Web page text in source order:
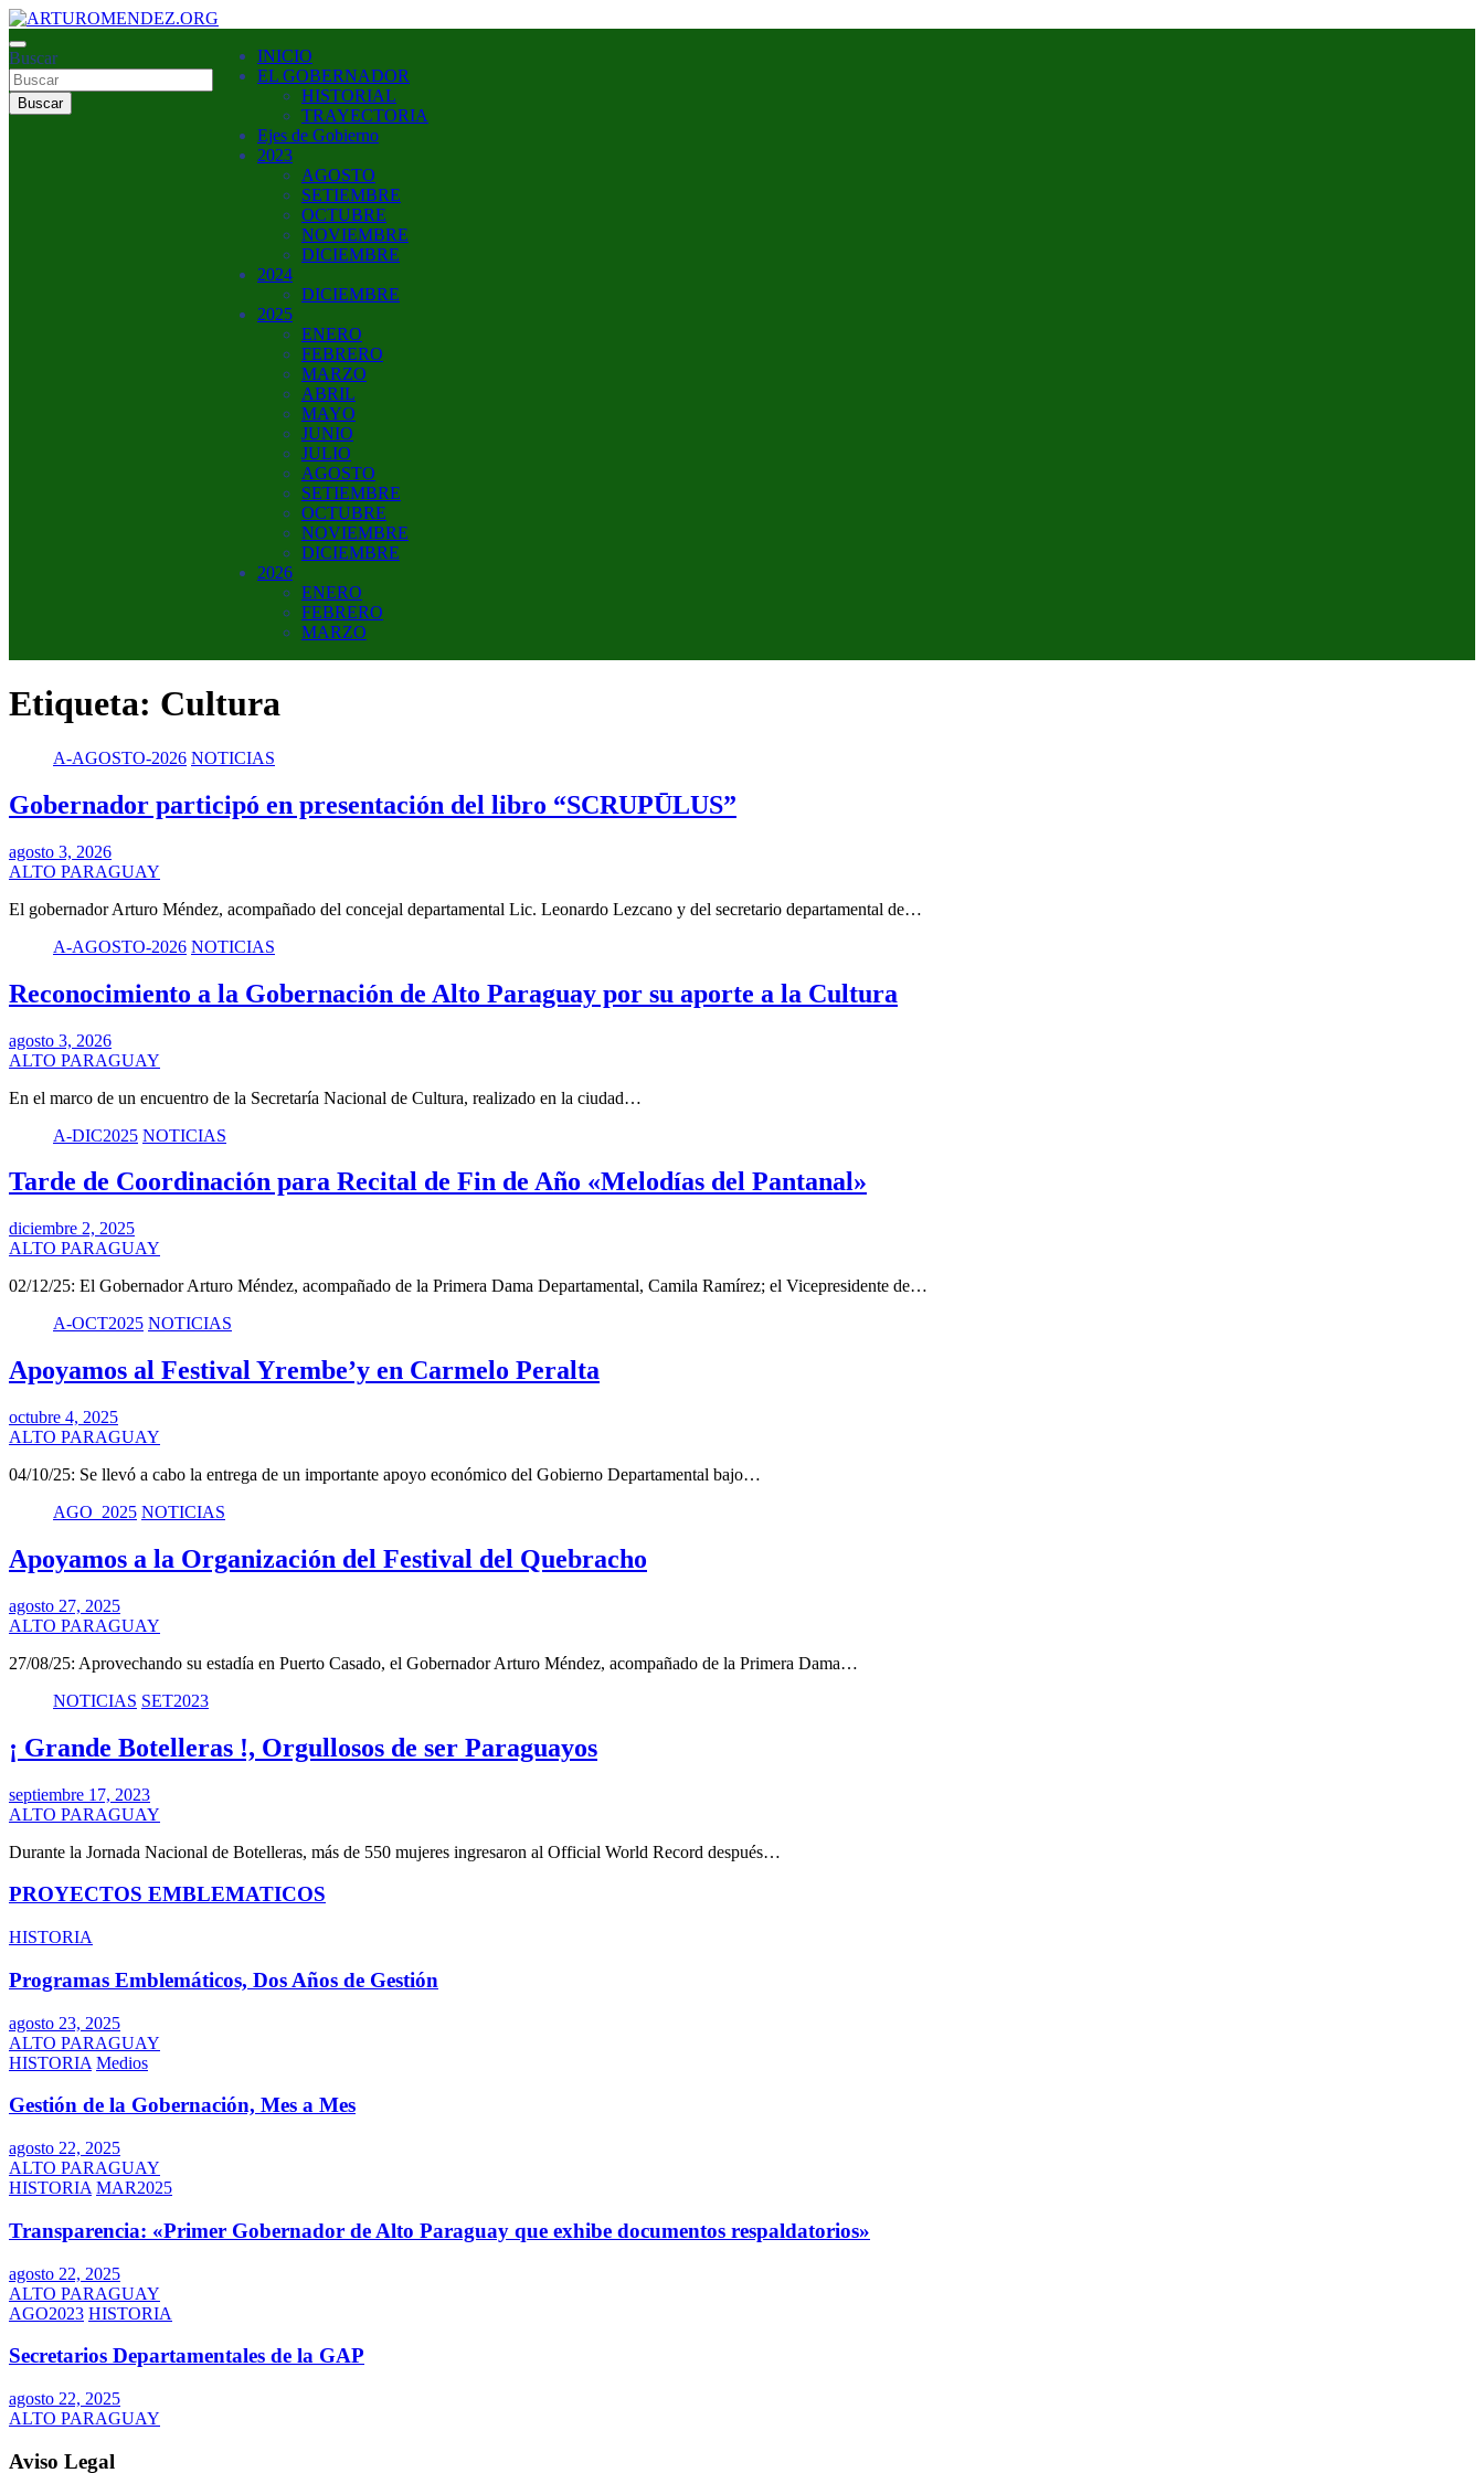
Saltar
al
contenido
ARTUROMENDEZ.ORG
ARTURO MENDEZ GOBERNADOR 2023
Buscar
Buscar
INICIO
EL GOBERNADOR
HISTORIAL
TRAYECTORIA
Ejes de Gobierno
2023
AGOSTO
SETIEMBRE
OCTUBRE
NOVIEMBRE
DICIEMBRE
2024
DICIEMBRE
2025
ENERO
FEBRERO
MARZO
ABRIL
MAYO
JUNIO
JULIO
AGOSTO
SETIEMBRE
OCTUBRE
NOVIEMBRE
DICIEMBRE
2026
ENERO
FEBRERO
MARZO
Etiqueta: Cultura
A-AGOSTO-2026 NOTICIAS
Gobernador participó en presentación del libro “SCRUPŪLUS”
agosto 3, 2026
ALTO PARAGUAY
El gobernador Arturo Méndez, acompañado del concejal departamental Lic. Leonardo Lezcano y del secretario departamental de…
A-AGOSTO-2026 NOTICIAS
Reconocimiento a la Gobernación de Alto Paraguay por su aporte a la Cultura
agosto 3, 2026
ALTO PARAGUAY
En el marco de un encuentro de la Secretaría Nacional de Cultura, realizado en la ciudad…
A-DIC2025 NOTICIAS
Tarde de Coordinación para Recital de Fin de Año «Melodías del Pantanal»
diciembre 2, 2025
ALTO PARAGUAY
02/12/25: El Gobernador Arturo Méndez, acompañado de la Primera Dama Departamental, Camila Ramírez; el Vicepresidente de…
A-OCT2025 NOTICIAS
Apoyamos al Festival Yrembe’y en Carmelo Peralta
octubre 4, 2025
ALTO PARAGUAY
04/10/25: Se llevó a cabo la entrega de un importante apoyo económico del Gobierno Departamental bajo…
AGO_2025 NOTICIAS
Apoyamos a la Organización del Festival del Quebracho
agosto 27, 2025
ALTO PARAGUAY
27/08/25: Aprovechando su estadía en Puerto Casado, el Gobernador Arturo Méndez, acompañado de la Primera Dama…
NOTICIAS SET2023
¡ Grande Botelleras !, Orgullosos de ser Paraguayos
septiembre 17, 2023
ALTO PARAGUAY
Durante la Jornada Nacional de Botelleras, más de 550 mujeres ingresaron al Official World Record después…
PROYECTOS EMBLEMATICOS
HISTORIA
Programas Emblemáticos, Dos Años de Gestión
agosto 23, 2025
ALTO PARAGUAY
HISTORIA Medios
Gestión de la Gobernación, Mes a Mes
agosto 22, 2025
ALTO PARAGUAY
HISTORIA MAR2025
Transparencia: «Primer Gobernador de Alto Paraguay que exhibe documentos respaldatorios»
agosto 22, 2025
ALTO PARAGUAY
AGO2023 HISTORIA
Secretarios Departamentales de la GAP
agosto 22, 2025
ALTO PARAGUAY
Aviso Legal